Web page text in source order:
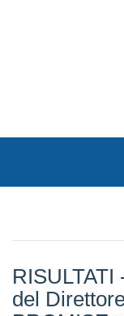
RISULTATI
del